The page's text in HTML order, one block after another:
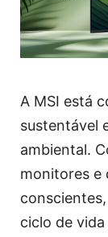
A MSI está
sustentável
ambiental.
monitores e
ciclo de